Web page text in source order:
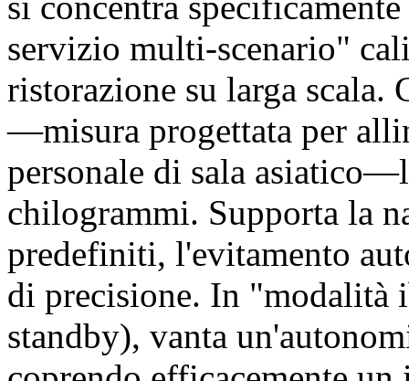
servizio multi-scenario"
ristorazione su larga scala.
—misura progettata per
personale di sala
chilogrammi. Supporta la
predefiniti, l'evitamento
di precisione. In "modalità
standby), vanta